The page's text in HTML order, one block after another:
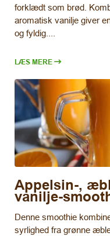
forklædt som brød.
aromatisk vanilje giver
og fyldig....
LÆS MERE
Appelsin-,
vanilje-
Denne smoothie
syrlighed fra grønne